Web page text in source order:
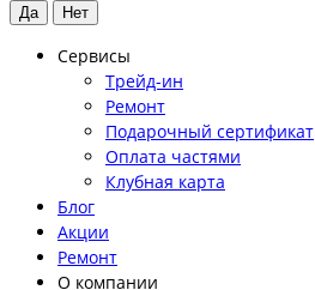
Сервисы
Трейд-ин
Ремонт
Подарочный сертификат
Оплата частями
Клубная карта
Блог
Акции
Ремонт
О компании